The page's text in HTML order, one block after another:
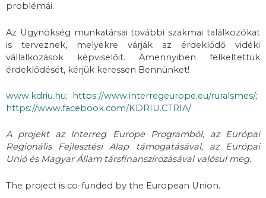
problémái.
Az Ügynökség munkatársai további szakmai találkozókat
is terveznek, melyekre várják az érdeklődő vidéki
vállalkozások képviselőit. Amennyiben felkeltettük
érdeklődését, kérjük keressen Bennünket!
www.kdriu.hu; https://www.interregeurope.eu/ruralsmes/;
https://www.facebook.com/KDRIU.CTRIA/
A projekt az Interreg Europe Programból, az Európai
Regionális Fejlesztési Alap támogatásával, az Európai
Unió és Magyar Állam társfinanszírozásával valósul meg.
The project is co-funded by the European Union.